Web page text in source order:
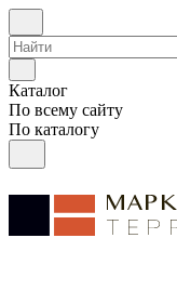
Каталог
По всему сайту
По каталогу